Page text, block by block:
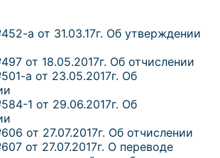
а от 31.03.17г. Об утверждении
от 18.05.2017г. Об отчислении
а от 23.05.2017г. Об
1 от 29.06.2017г. Об
от 27.07.2017г. Об отчислении
от 27.07.2017г. О переводе